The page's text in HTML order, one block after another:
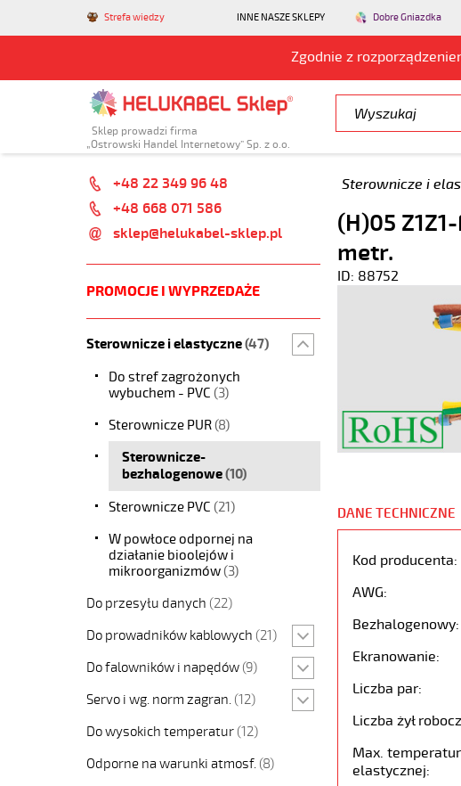
Strefa wiedzy INNE NASZE SKLEPY Dobre Gniazdka
Zgodnie z
Sklep prowadzi firma
„Ostrowski Handel Internetowy” Sp. z o.o.
+48 22 349 96 48
+48 668 071 586
sklep@helukabel-sklep.pl
PROMOCJE I WYPRZEDAŻE
Sterownicze i elastyczne(47)
Do stref zagrożonych
wybuchem - PVC (3)
Sterownicze PUR(8)
Sterownicze-
bezhalogenowe(10)
Sterownicze PVC (21)
W powłoce odpornej na
działanie bioolejów i
mikroorganizmów(3)
Do przesyłu danych (22)
Do prowadników kablowych (21)
Do falowników i napędów (9)
Servo i wg. norm zagran. (12)
Do wysokich temperatur (12)
Odporne na warunki atmosf. (8)
Sterownicze i
(H)05
metr.
ID: 88752
DANE TECHNICZNE
Kod producenta:
AWG:
Bezhalogenowy:
Ekranowanie:
Liczba par:
Liczba żył
Max.
elastycznej: